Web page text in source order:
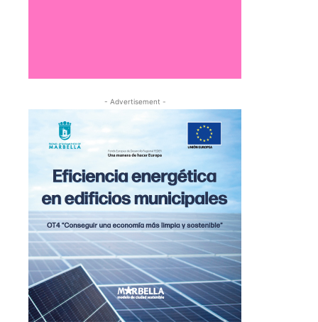
- Advertisement -